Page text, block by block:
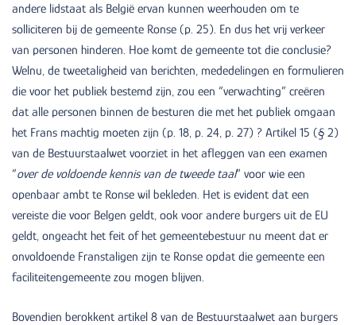
andere lidstaat als België ervan kunnen weerhouden om te
solliciteren bij de gemeente Ronse (p. 25). En dus het vrij verkeer
van personen hinderen. Hoe komt de gemeente tot die conclusie?
Welnu, de tweetaligheid van berichten, mededelingen en formulieren
die voor het publiek bestemd zijn, zou een “verwachting” creëren
dat alle personen binnen de besturen die met het publiek omgaan
het Frans machtig moeten zijn (p. 18, p. 24, p. 27) ? Artikel 15 (§ 2)
van de Bestuurstaalwet voorziet in het afleggen van een examen
“over de voldoende kennis van de tweede taal” voor wie een
openbaar ambt te Ronse wil bekleden. Het is evident dat een
vereiste die voor Belgen geldt, ook voor andere burgers uit de EU
geldt, ongeacht het feit of het gemeentebestuur nu meent dat er
onvoldoende Franstaligen zijn te Ronse opdat die gemeente een
faciliteitengemeente zou mogen blijven.
Bovendien berokkent artikel 8 van de Bestuurstaalwet aan burgers